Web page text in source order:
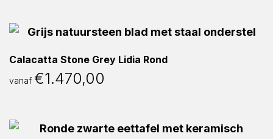
Calacatta Stone Grey Lidia Rond
vanaf €1.470,00